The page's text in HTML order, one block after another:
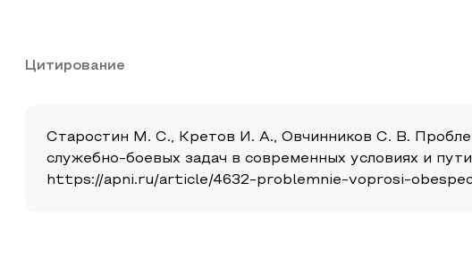
Цитирование
Старостин М. С., Кретов И. А., Овчинников С. В.
служебно-боевых задач в современных условиях и
https://apni.ru/article/4632-problemnie-voprosi-